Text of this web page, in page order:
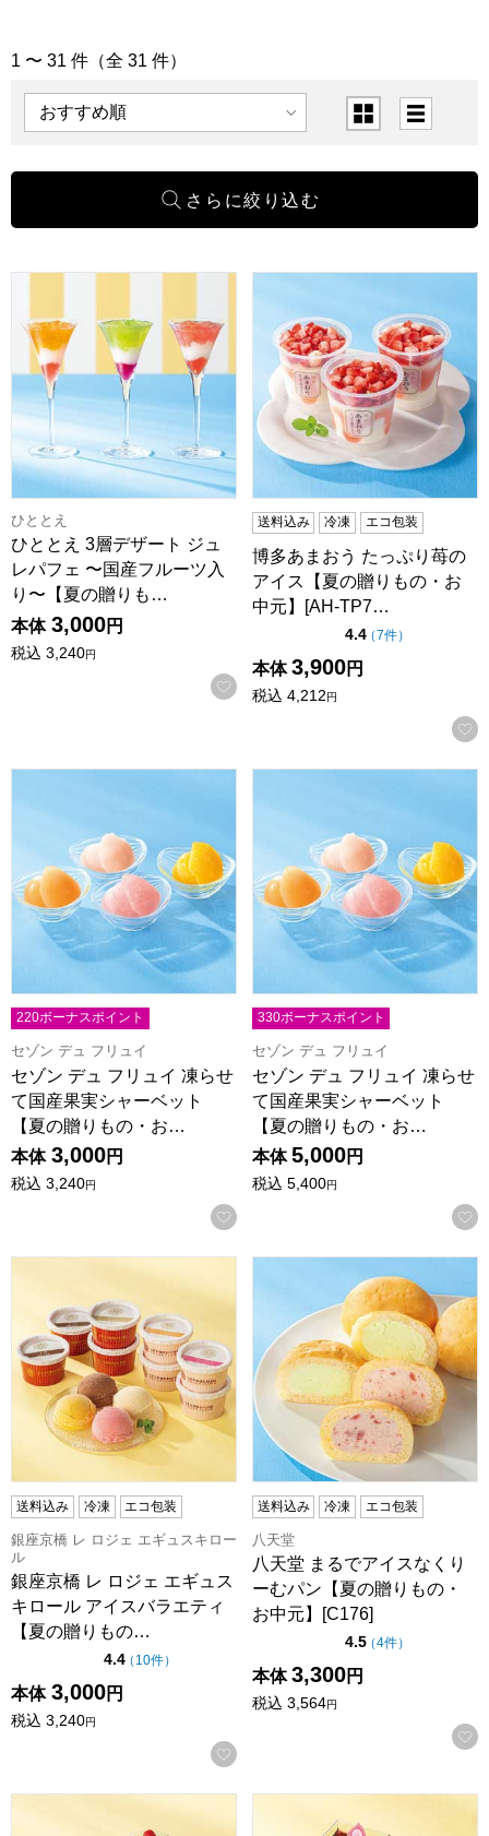
「サマークールスイーツ」の商品一覧
1 〜 31 件（全 31 件）
表示順 表示切替
ひととえ
ひととえ 3層デザート ジュ
レパフェ 〜国産フルーツ入
り〜【夏の贈りも…
本体 3,000円
税込 3,240円
お気に入りに登録する
送料込み 冷凍 エコ包装
博多あまおう たっぷり苺の
アイス【夏の贈りもの・お
中元】[AH-TP7…
4.4点（5点満点中）
（7件の評価
）
本体 3,900円
税込 4,212円
220ボーナスポイント
セゾン デュ フリュイ
セゾン デュ フリュイ 凍らせ
て国産果実シャーベット
【夏の贈りもの・お…
本体 3,000円
税込 3,240円
お気に入りに登録する
330ボーナスポイント
セゾン デュ フリュイ
セゾン デュ フリュイ 凍らせ
て国産果実シャーベット
【夏の贈りもの・お…
本体 5,000円
税込 5,400円
送料込み 冷凍 エコ包装
銀座京橋 レ ロジェ エギュスキロー
ル
銀座京橋 レ ロジェ エギュス
キロール アイスバラエティ
【夏の贈りもの…
4.4点（5点満点中）
（ 10件の評価
）
本体 3,000円
税込 3,240円
お気に入りに登録する
送料込み 冷凍 エコ包装
八天堂
八天堂 まるでアイスなくり
ーむパン【夏の贈りもの・
お中元】[C176]
4.5点（5点満点中）
（4件の評価
）
本体 3,300円
税込 3,564円